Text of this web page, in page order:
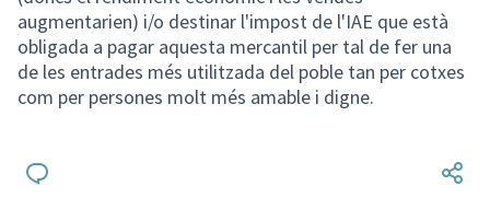
augmentarien) i/o destinar l'impost de l'IAE que està
obligada a pagar aquesta mercantil per tal de fer una
de les entrades més utilitzada del poble tan per cotxes
com per persones molt més amable i digne.